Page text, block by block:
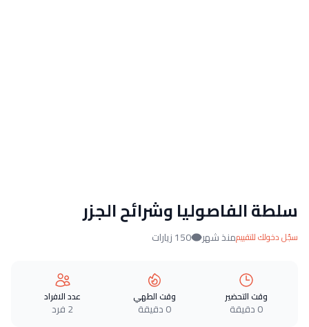
سلطة الفاصوليا وشرائح الجزر
سجّل دخولك للتقييممنذ شهر 150 زيارات
وقت التحضير
0 دقيقة
وقت الطهي
0 دقيقة
عدد الافراد
2 فرد